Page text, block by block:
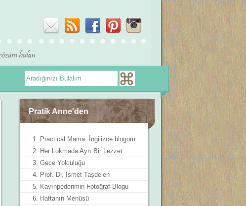
Pratik Anne'den
1. Practical Mama: İngilizce blogum
2. Her Lokmada Ayrı Bir Lezzet
3. Gece Yolculuğu
4. Prof. Dr. İsmet Taşdelen
5. Kayınpederimin Fotoğraf Blogu
6. Haftanın Menüsü